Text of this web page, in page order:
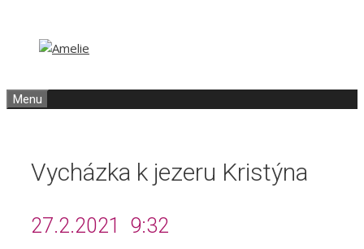
obsah
obsah
Menu
Vycházka k jezeru Kristýna
27.2.2021 9:32